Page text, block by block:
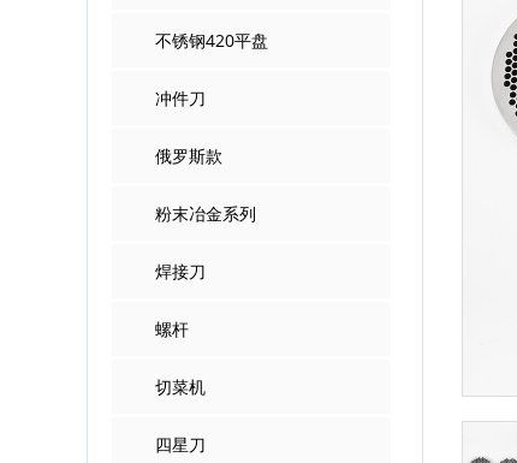
不锈钢420平盘
冲件刀
俄罗斯款
粉末冶金系列
焊接刀
螺杆
切菜机
四星刀